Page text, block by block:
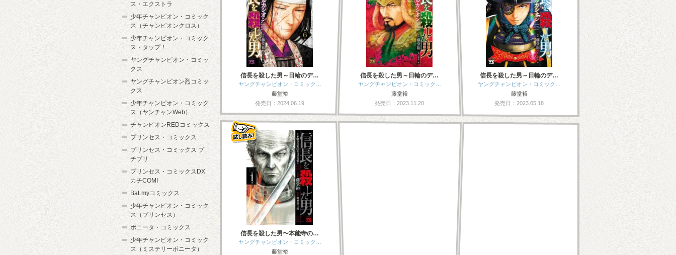
信長を殺した男～日輪のデ…
ヤングチャンピオン・コミック…
藤堂裕
発売日：2024.06.19
信長を殺した男～日輪のデ…
ヤングチャンピオン・コミック…
藤堂裕
発売日：2023.11.20
信長を殺した男～日輪のデ…
ヤングチャンピオン・コミック…
藤堂裕
発売日：2023.05.18
信長を殺した男〜本能寺の…
ヤングチャンピオン・コミック…
藤堂裕
ス・エクストラ
少年チャンピオン・コミック
ス（チャンピオンクロス）
少年チャンピオン・コミック
ス・タップ！
ヤングチャンピオン・コミッ
クス
ヤングチャンピオン烈コミッ
クス
少年チャンピオン・コミック
ス（ヤンチャンWeb）
チャンピオンREDコミックス
プリンセス・コミックス
プリンセス・コミックス プ
チプリ
プリンセス・コミックスDX
カチCOMI
BaLmyコミックス
少年チャンピオン・コミック
ス（プリンセス）
ボニータ・コミックス
少年チャンピオン・コミック
ス（ミステリーボニータ）